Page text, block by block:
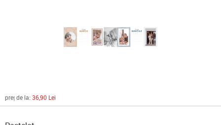
preț de la: 36,90 Lei